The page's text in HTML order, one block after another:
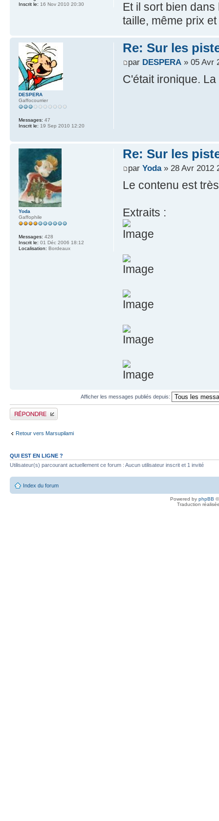
Et il sort bien
taille, même prix
Inscrit le: 16 Nov 2010 20:30
Re: Sur les
par DESPERA» 05 Avr
C'était ironique.
DESPERA
Gaffocourrier
Messages: 47
Inscrit le: 19 Sep 2010 12:20
Re: Sur les
par Yoda» 28 Avr 2012
Le contenu est
Extraits :
Yoda
Gaffophile
Messages: 428
Inscrit le: 01 Déc 2006 18:12
Localisation: Bordeaux
Afficher les messages publiés depuis:
Publier une réponse
Retour vers Marsupilami
QUI EST EN LIGNE ?
Utilisateur(s) parcourant actuellement ce forum : Aucun utilisateur inscrit et 1 invité
Index du forum
Powered by phpBB
Traduction